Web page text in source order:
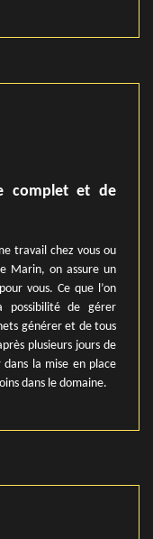
complet et de
travail chez vous ou
Marin, on assure un
vous. Ce que l’on
possibilité de gérer
générer et de tous
plusieurs jours de
la mise en place
dans le domaine.